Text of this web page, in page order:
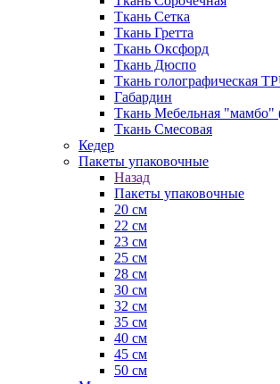
Ткань Сетка
Ткань Гретта
Ткань Оксфорд
Ткань Дюспо
Ткань голографическая
Габардин
Ткань Мебельная "мамбо"
Ткань Смесовая
Кедер
Пакеты упаковочные
Назад
Пакеты упаковочные
20 см
22 см
23 см
25 см
28 см
30 см
32 см
35 см
40 см
45 см
50 см